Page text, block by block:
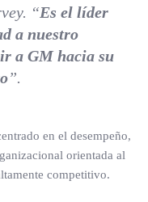
“Es el líder
a nuestro
a GM hacia su
”.
en el desempeño,
orientada al
competitivo.